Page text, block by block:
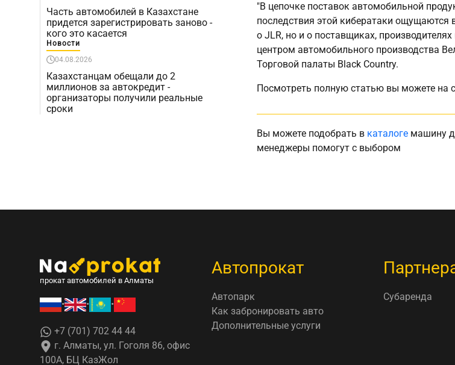
Часть автомобилей в Казахстане
придется зарегистрировать заново -
кого это касается
Новости
04.08.2026
Казахстанцам обещали до 2
миллионов за автокредит -
организаторы получили реальные
сроки
"В цепочке поставок автомобильной
последствия этой кибератаки ощущаются
о JLR, но и о поставщиках,
центром автомобильного производства
Торговой палаты Black Country.
Посмотреть полную статью вы можете на
Вы можете подобрать в каталоге машину
менеджеры помогут с выбором
прокат автомобилей в Алматы
• • •
+7 (701) 702 44 44
г. Алматы, ул. Гоголя 86, офис
100А, БЦ КазЖол
Автопрокат
Автопарк
Как забронировать авто
Дополнительные услуги
Субаренда